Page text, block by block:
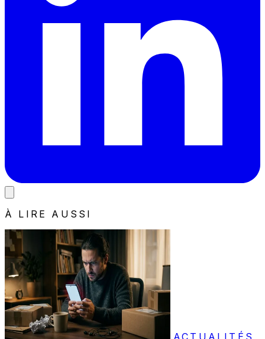
À LIRE AUSSI